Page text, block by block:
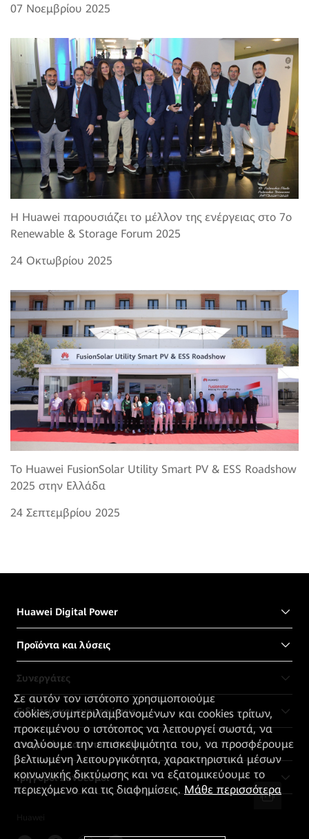
07 Νοεμβρίου 2025
Η Huawei παρουσιάζει το μέλλον της ενέργειας στο 7o
Renewable & Storage Forum 2025
24 Οκτωβρίου 2025
Το Huawei FusionSolar Utility Smart PV & ESS Roadshow
2025 στην Ελλάδα
24 Σεπτεμβρίου 2025
Huawei Digital Power
Προϊόντα και λύσεις
Συνεργάτες
Ειδήσεις και ενημερώσεις
Υπηρεσίες και υποστήριξη
Γρήγοροι Σύνδεσμοι
Σε αυτόν τον ιστότοπο χρησιμοποιούμε
cookies,συμπεριλαμβανομένων και cookies τρίτων,
προκειμένου ο ιστότοπος να λειτουργεί σωστά, να
αναλύουμε την επισκεψιμότητα του, να προσφέρουμε
βελτιωμένη λειτουργικότητα, χαρακτηριστικά μέσων
κοινωνικής δικτύωσης και να εξατομικεύουμε το
περιεχόμενο και τις διαφημίσεις. Μάθε περισσότερα